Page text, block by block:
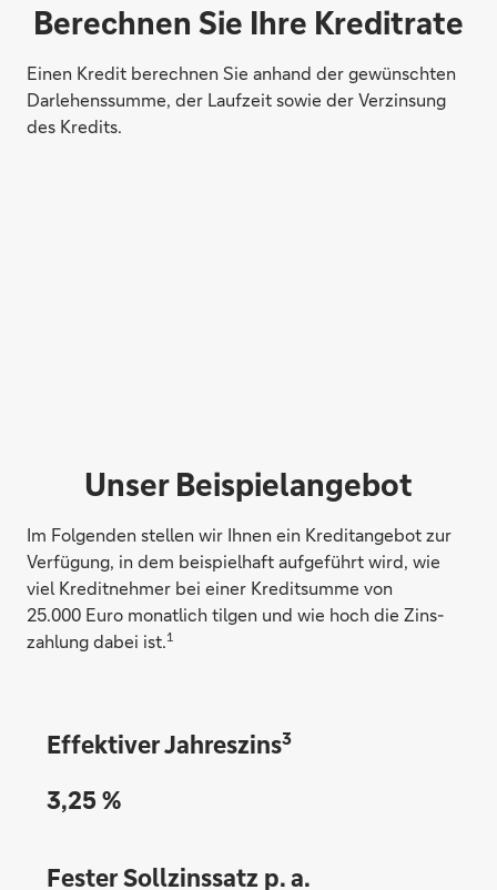
Berechnen Sie Ihre Kreditrate
Einen Kredit berechnen Sie anhand der ge­wünschten
Dar­lehens­summe, der Lauf­zeit sowie der Verzinsung
des Kredits.
Unser Beispielangebot
Im Fol­gen­den stellen wir Ihnen ein Kredit­an­gebot zur
Ver­fü­gung, in dem bei­spiel­haft auf­ge­führt wird, wie
viel Kredit­nehmer bei einer Kredit­summe von
25.000 Euro monat­lich tilgen und wie hoch die Zins­
zahlung dabei ist.1
Effektiver Jahreszins3
3,25 %
Fester Sollzinssatz p. a.